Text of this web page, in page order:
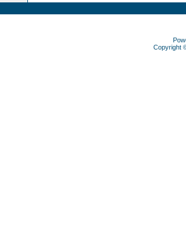
Copyright